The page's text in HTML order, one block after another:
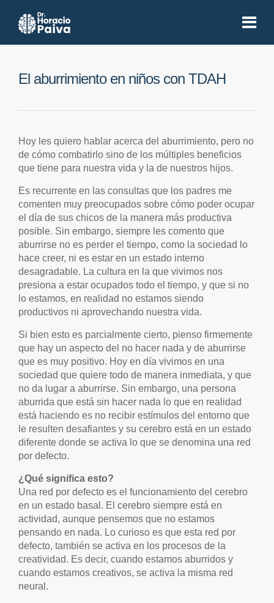
El aburrimiento en niños con TDAH
Hoy les quiero hablar acerca del aburrimiento, pero no
de cómo combatirlo sino de los múltiples beneficios
que tiene para nuestra vida y la de nuestros hijos.
Es recurrente en las consultas que los padres me
comenten muy preocupados sobre cómo poder ocupar
el día de sus chicos de la manera más productiva
posible. Sin embargo, siempre les comento que
aburrirse no es perder el tiempo, como la sociedad lo
hace creer, ni es estar en un estado interno
desagradable. La cultura en la que vivimos nos
presiona a estar ocupados todo el tiempo, y que si no
lo estamos, en realidad no estamos siendo
productivos ni aprovechando nuestra vida.
Si bien esto es parcialmente cierto, pienso firmemente
que hay un aspecto del no hacer nada y de aburrirse
que es muy positivo. Hoy en día vivimos en una
sociedad que quiere todo de manera inmediata, y que
no da lugar a aburrirse. Sin embargo, una persona
aburrida que está sin hacer nada lo que en realidad
está haciendo es no recibir estímulos del entorno que
le resulten desafiantes y su cerebro está en un estado
diferente donde se activa lo que se denomina una red
por defecto.
¿Qué significa esto?
Una red por defecto es el funcionamiento del cerebro
en un estado basal. El cerebro siempre está en
actividad, aunque pensemos que no estamos
pensando en nada. Lo curioso es que esta red por
defecto, también se activa en los procesos de la
creatividad. Es decir, cuando estamos aburridos y
cuando estamos creativos, se activa la misma red
neural.